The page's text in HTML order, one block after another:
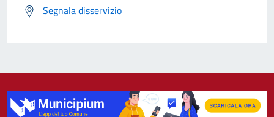
Segnala disservizio